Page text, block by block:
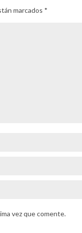
marcados *
vez que comente.